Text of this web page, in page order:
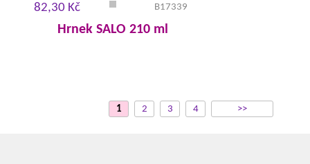
82,30 Kč B17339
Hrnek SALO 210 ml
1 2 3 4 >>